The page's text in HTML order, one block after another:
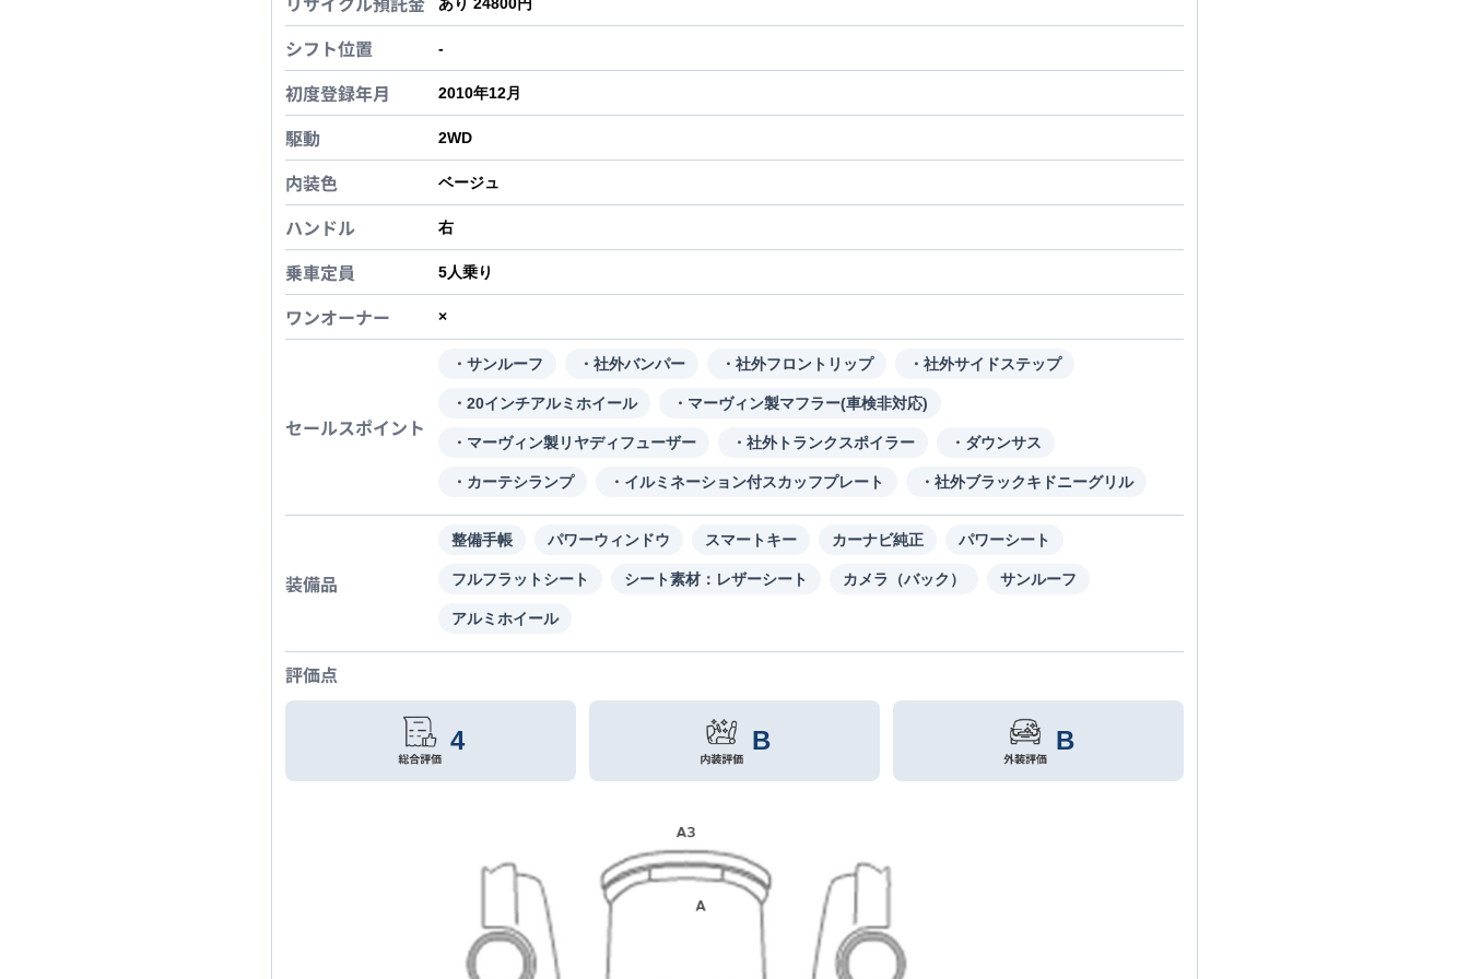
シフト位置 -
初度登録年月 2010年12月
駆動 2WD
内装色 ベージュ
ハンドル 右
乗車定員 5人乗り
ワンオーナー ×
セールスポイント
・サンルーフ ・社外バンパー ・社外フロントリップ ・社外サイドステップ
・20インチアルミホイール ・マーヴィン製マフラー(車検非対応)
・マーヴィン製リヤディフューザー ・社外トランクスポイラー ・ダウンサス
・カーテシランプ ・イルミネーション付スカッフプレート ・社外ブラックキドニーグリル
装備品
整備手帳 パワーウィンドウ スマートキー カーナビ純正 パワーシート
フルフラットシート シート素材：レザーシート カメラ（バック） サンルーフ
アルミホイール
評価点
4 B B